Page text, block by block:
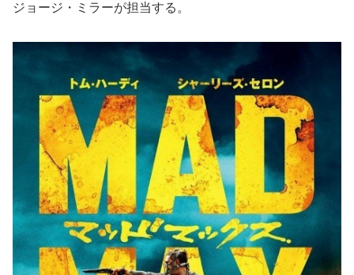
ジョージ・ミラーが担当する。